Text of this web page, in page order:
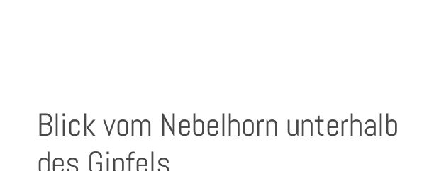
Blick vom Nebelhorn unterhalb
des Gipfels